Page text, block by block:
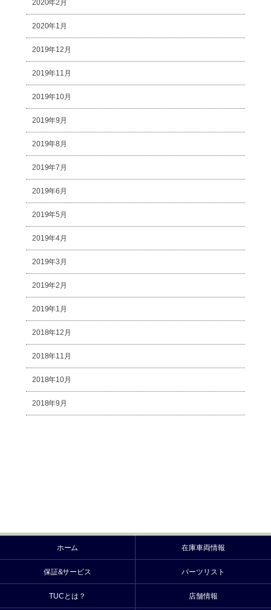
2020年2月
2020年1月
2019年12月
2019年11月
2019年10月
2019年9月
2019年8月
2019年7月
2019年6月
2019年5月
2019年4月
2019年3月
2019年2月
2019年1月
2018年12月
2018年11月
2018年10月
2018年9月
ホーム 在庫車両情報
保証&サービス パーツリスト
TUCとは？ 店舗情報